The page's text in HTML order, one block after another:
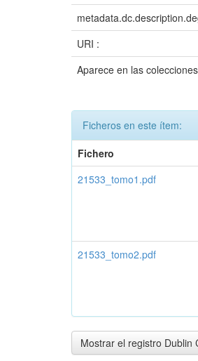
URI :
Aparece en las
Ficheros en este ítem:
Fichero
21533_tomo1.pdf
21533_tomo2.pdf
Mostrar el registro Dublin